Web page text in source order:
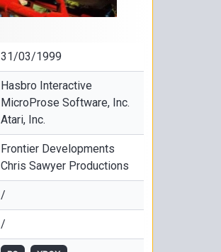
31/03/1999
Hasbro Interactive
MicroProse Software, Inc.
Atari, Inc.
Frontier Developments
Chris Sawyer Productions
/
/